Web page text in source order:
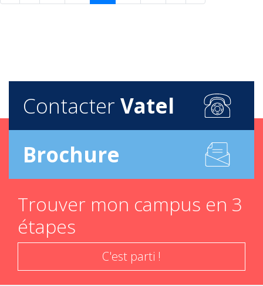
Contacter Vatel
Brochure
Trouver mon campus en 3
étapes
C'est parti !